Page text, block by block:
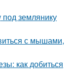
под землянику
с мышами,
как добиться